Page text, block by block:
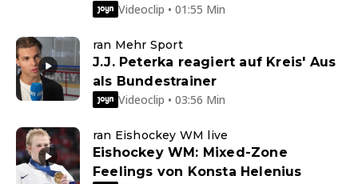
Videoclip • 01:55 Min
ran Mehr Sport
J.J. Peterka reagiert auf Kreis' Aus
als Bundestrainer
Videoclip • 03:56 Min
ran Eishockey WM live
Eishockey WM: Mixed-Zone
Feelings von Konsta Helenius